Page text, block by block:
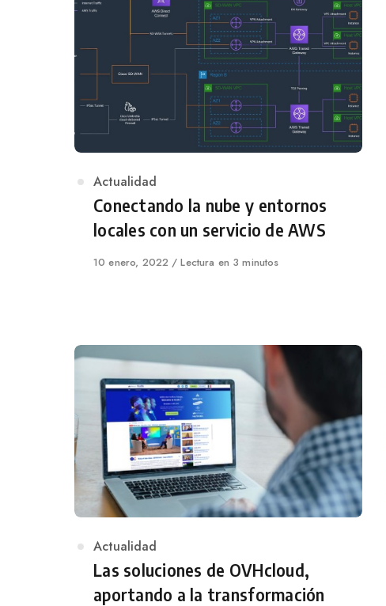
Category
Actualidad
Conectando la nube y entornos
locales con un servicio de AWS
Published
10 enero, 2022 Lectura en 3 minutos
Category
Actualidad
Las soluciones de OVHcloud,
aportando a la transformación